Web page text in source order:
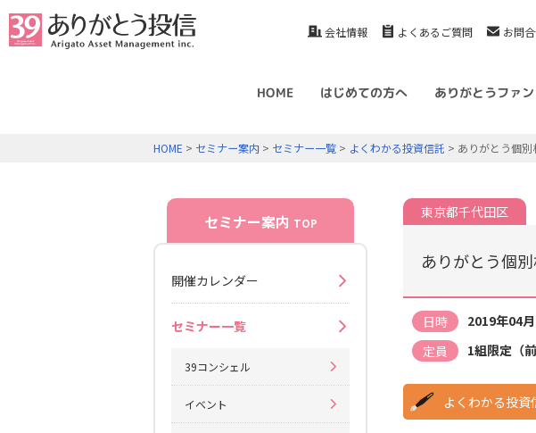
会社情報 よくあるご質問 お問
HOME はじめての方へ ありがとうファン
HOME > セミナー案内 > セミナー一覧 > よくわかる投資信託 > ありがとう個別
東京都千代田区
ありがとう個
日時 2019年04月
定員
1組限定（
よくわかる投資
セミナー案内 TOP
開催カレンダー
セミナー一覧
39コンシェル
イベント